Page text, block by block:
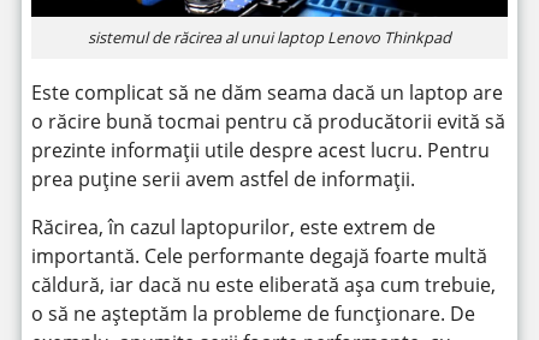
sistemul de răcirea al unui laptop Lenovo Thinkpad
Este complicat să ne dăm seama dacă un laptop are
o răcire bună tocmai pentru că producătorii evită să
prezinte informații utile despre acest lucru. Pentru
prea puține serii avem astfel de informații.
Răcirea, în cazul laptopurilor, este extrem de
importantă. Cele performante degajă foarte multă
căldură, iar dacă nu este eliberată așa cum trebuie,
o să ne așteptăm la probleme de funcționare. De